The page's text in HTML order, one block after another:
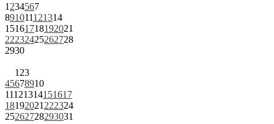
1 234567
891011121314
15161718192021
22232425262728
2930
1 23
45678910
11121314151617
18192021 222324
25262728293031